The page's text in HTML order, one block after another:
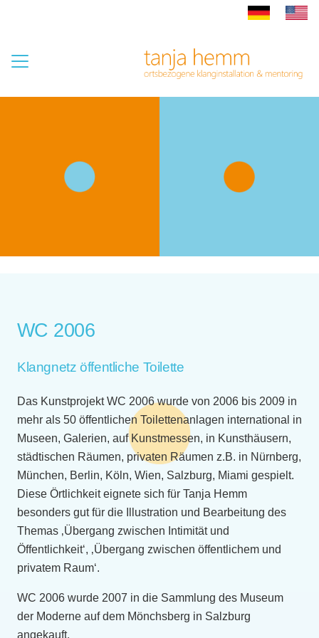
WC 2006
Klangnetz öffentliche Toilette
Das Kunstprojekt WC 2006 wurde von 2006 bis 2009 in
mehr als 50 öffentlichen Toilettenanlagen international in
Museen, Galerien, auf Kunstmessen, in Kunsthäusern,
städtischen Räumen, privaten Räumen z.B. in Nürnberg,
München, Berlin, Köln, Wien, Salzburg, Miami gespielt.
Diese Örtlichkeit eignete sich für Tanja Hemm
besonders gut für die Illustration und Bearbeitung des
Themas ‚Übergang zwischen Intimität und
Öffentlichkeit‘, ‚Übergang zwischen öffentlichem und
privatem Raum‘.
WC 2006 wurde 2007 in die Sammlung des Museum
der Moderne auf dem Mönchsberg in Salzburg
angekauft.